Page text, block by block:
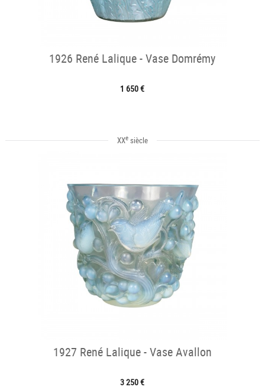
1926 René Lalique - Vase Domrémy
1 650 €
XXesiècle
1927 René Lalique - Vase Avallon
3 250 €